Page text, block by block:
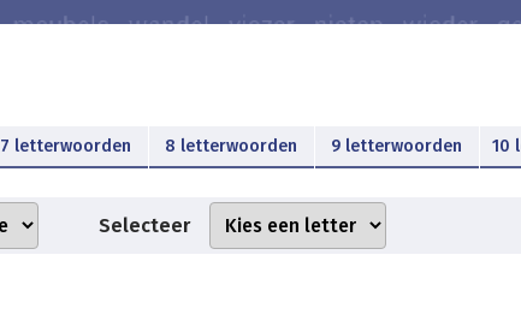
7 letterwoorden 8 letterwoorden 9 letterwoorden 10
Selecteer